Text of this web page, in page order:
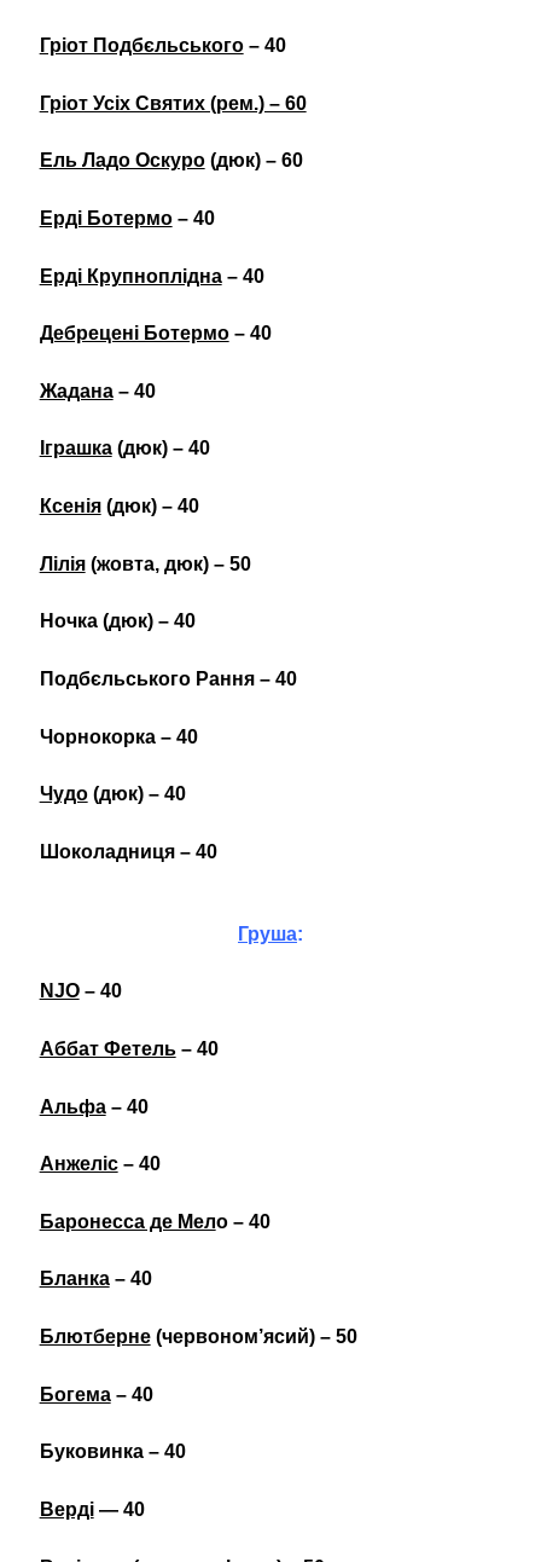
Гріот Подбєльського– 40
Гріот Усіх Святих (рем.) – 60
Ель Ладо Оскуро(дюк) – 60
Ерді Ботермо– 40
Ерді Крупноплідна – 40
Дебрецені Ботермо– 40
Жадана– 40
Іграшка(дюк) – 40
Ксенія(дюк) – 40
Лілія(жовта, дюк) – 50
Ночка (дюк) – 40
Подбєльського Рання – 40
Чорнокорка – 40
Чудо(дюк) – 40
Шоколадниця – 40
Груша:
NJO– 40
Аббат Фетель– 40
Альфа– 40
Анжеліс– 40
Баронесса де Мело – 40
Бланка– 40
Блютберне(червоном’ясий) – 50
Богема– 40
Буковинка – 40
Верді— 40